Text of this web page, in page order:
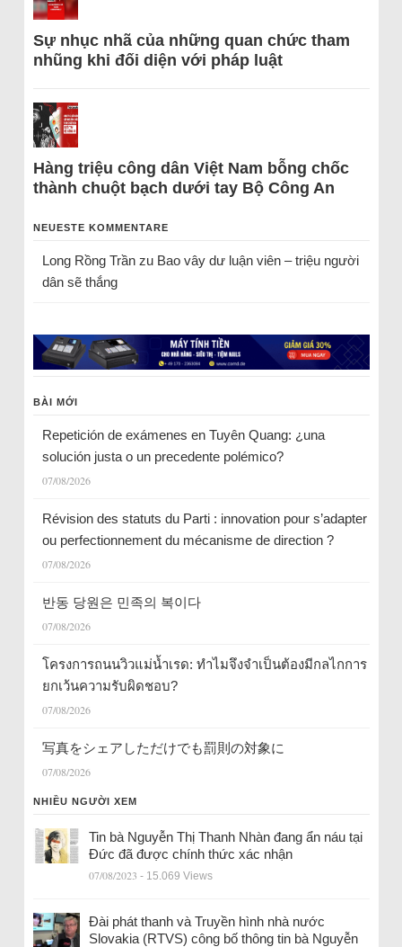
Sự nhục nhã của những quan chức tham
nhũng khi đối diện với pháp luật
Hàng triệu công dân Việt Nam bỗng chốc
thành chuột bạch dưới tay Bộ Công An
NEUESTE KOMMENTARE
Long Rồng Trầnzu Bao vây dư luận viên – triệu người
dân sẽ thắng
BÀI MỚI
Repetición de exámenes en Tuyên Quang: ¿una
solución justa o un precedente polémico?
07/08/2026
Révision des statuts du Parti : innovation pour s’adapter
ou perfectionnement du mécanisme de direction ?
07/08/2026
반동 당원은 민족의 복이다
07/08/2026
โครงการถนนวิวแม่น้ำเรด: ทำไมจึงจำเป็นต้องมีกลไกการ
ยกเว้นความรับผิดชอบ?
07/08/2026
写真をシェアしただけでも罰則の対象に
07/08/2026
NHIỀU NGƯỜI XEM
Tin bà Nguyễn Thị Thanh Nhàn đang ẩn náu tại
Đức đã được chính thức xác nhận
07/08/2023 - 15.069 Views
Đài phát thanh và Truyền hình nhà nước
Slovakia (RTVS) công bố thông tin bà Nguyễn